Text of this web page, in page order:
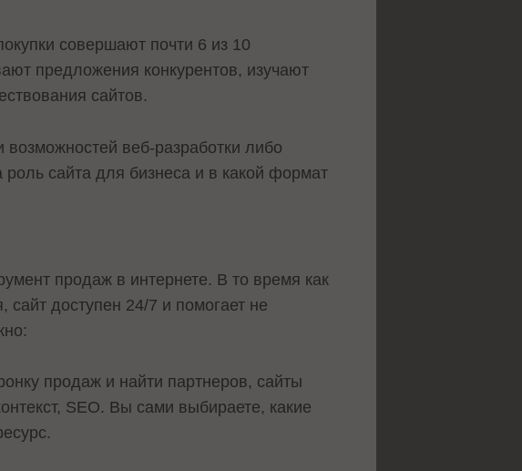
совершают почти 6 из 10
предложения конкурентов, изучают
сайтов.
веб-разработки либо
роль сайта для бизнеса и в какой формат
продаж в интернете. В то время как
сайт доступен 24/7 и помогает не
продаж и найти партнеров, сайты
SEO. Вы сами выбираете, какие